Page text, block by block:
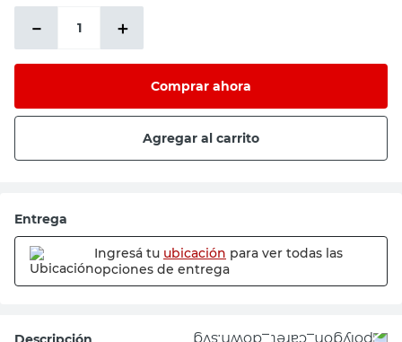
＋
－
Comprar ahora
Agregar al carrito
Entrega
Ingresá tu ubicación
opciones de entrega